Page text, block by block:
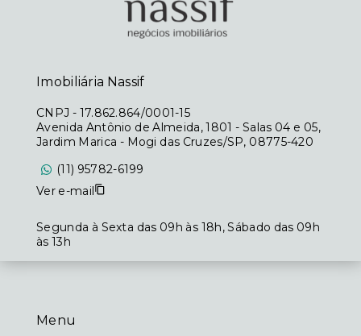
Menu
Imobiliária Nassif
CNPJ - 17.862.864/0001-15
Avenida Antônio de Almeida, 1801 - Salas 04 e 05,
Jardim Marica - Mogi das Cruzes/SP, 08775-420
(11) 95782-6199
Ver e-mail
Segunda à Sexta das 09h às 18h, Sábado das 09h
às 13h